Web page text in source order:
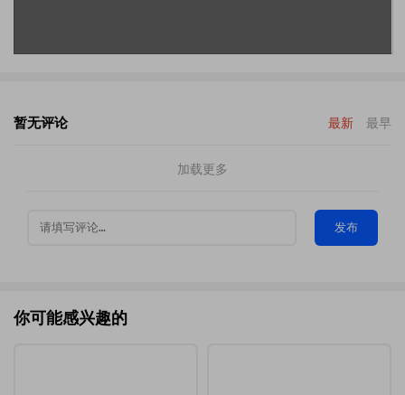
暂无评论 最新 最早
加载更多
发布
你可能感兴趣的